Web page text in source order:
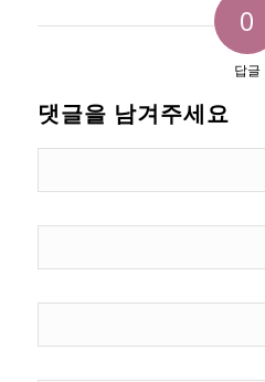
0
답글
댓글을 남겨주세요